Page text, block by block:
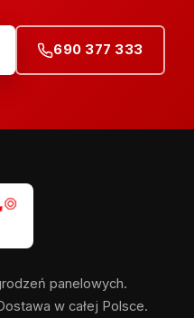
690 377 333
panelowych.
w całej Polsce.